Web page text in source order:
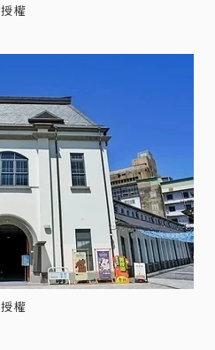
授權
授權